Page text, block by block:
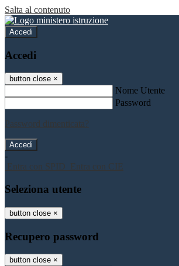
Salta al contenuto
Accedi
Accedi
button close ×
Nome Utente
Password
Password dimenticata?
-
Entra con SPID
Entra con CIE
Seleziona utente
button close ×
Recupero password
button close ×